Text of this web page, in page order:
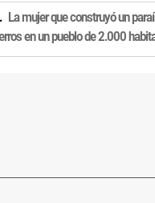
La mujer que construyó un
en un pueblo de 2.000